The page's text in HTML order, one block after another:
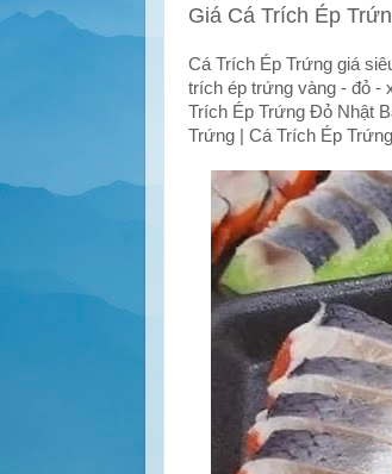
Giá Cá Trích Ép
Cá Trích Ép Trứng giá
trích ép trứng vàng - đỏ -
Trích Ép Trứng Đỏ Nhật
Trứng | Cá Trích Ép